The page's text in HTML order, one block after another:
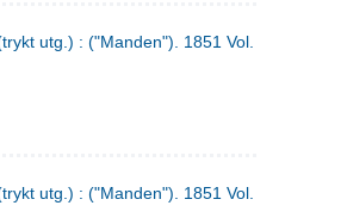
utg.) : ("Manden"). 1851 Vol. 1 Nr. 3
utg.) : ("Manden"). 1851 Vol. 2 Nr. 4